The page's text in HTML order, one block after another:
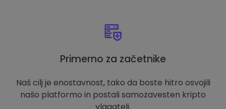
Primerno za začetnike
Naš cilj je enostavnost, tako da boste hitro osvojili
našo platformo in postali samozavesten kripto